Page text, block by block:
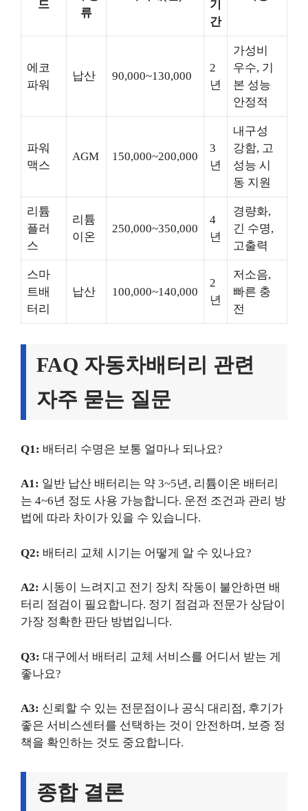
드
류
기
간
에코
파워
납산 90,000~130,000
2
년
가성비
우수, 기
본 성능
안정적
파워
맥스
AGM 150,000~200,000
3
년
내구성
강함, 고
성능 시
동 지원
리튬
플러
스
리튬
이온
250,000~350,000
4
년
경량화,
긴 수명,
고출력
스마
트배
터리
납산 100,000~140,000
2
년
저소음,
빠른 충
전
FAQ 자동차배터리 관련
자주 묻는 질문
Q1: 배터리 수명은 보통 얼마나 되나요?
A1: 일반 납산 배터리는 약 3~5년, 리튬이온 배터리
는 4~6년 정도 사용 가능합니다. 운전 조건과 관리 방
법에 따라 차이가 있을 수 있습니다.
Q2: 배터리 교체 시기는 어떻게 알 수 있나요?
A2: 시동이 느려지고 전기 장치 작동이 불안하면 배
터리 점검이 필요합니다. 정기 점검과 전문가 상담이
가장 정확한 판단 방법입니다.
Q3: 대구에서 배터리 교체 서비스를 어디서 받는 게
좋나요?
A3: 신뢰할 수 있는 전문점이나 공식 대리점, 후기가
좋은 서비스센터를 선택하는 것이 안전하며, 보증 정
책을 확인하는 것도 중요합니다.
종합 결론